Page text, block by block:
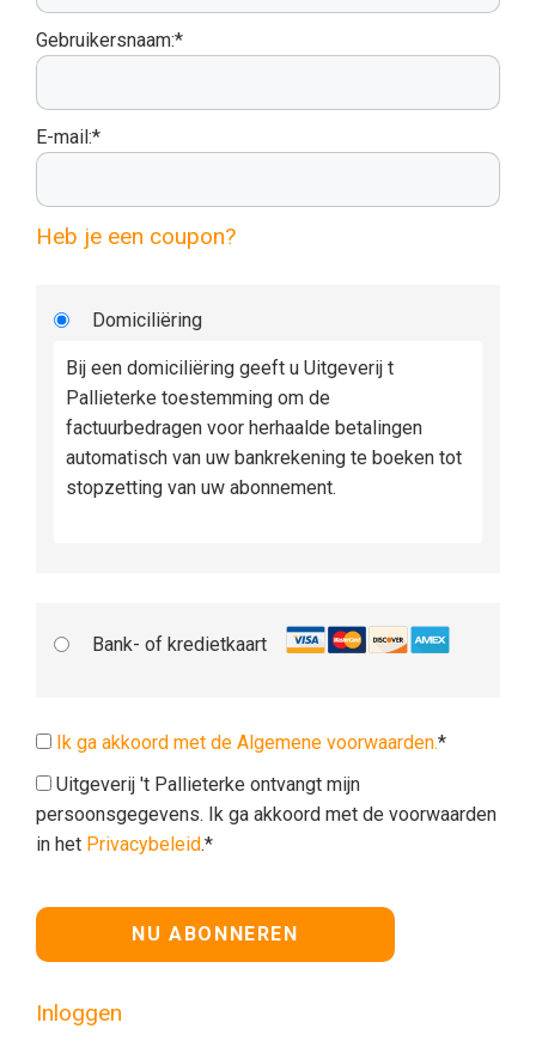
Gebruikersnaam:*
E-mail:*
Heb je een coupon?
Domiciliëring
Bij een domiciliëring geeft u Uitgeverij t
Pallieterke toestemming om de
factuurbedragen voor herhaalde betalingen
automatisch van uw bankrekening te boeken tot
stopzetting van uw abonnement.
Bank- of kredietkaart
Ik ga akkoord met de Algemene voorwaarden.*
Uitgeverij 't Pallieterke ontvangt mijn
persoonsgegevens. Ik ga akkoord met de voorwaarden
in het Privacybeleid.*
Geen waarde
Inloggen